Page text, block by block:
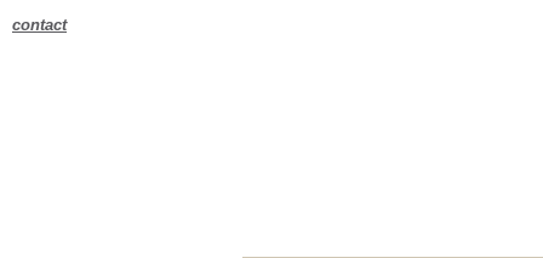
contact